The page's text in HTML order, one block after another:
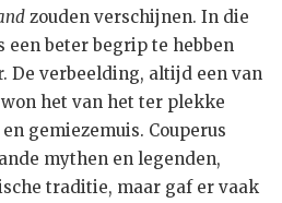
zouden verschijnen. In die
een beter begrip te hebben
De verbeelding, altijd een van
het van het ter plekke
gemiezemuis. Couperus
mythen en legenden,
traditie, maar gaf er vaak